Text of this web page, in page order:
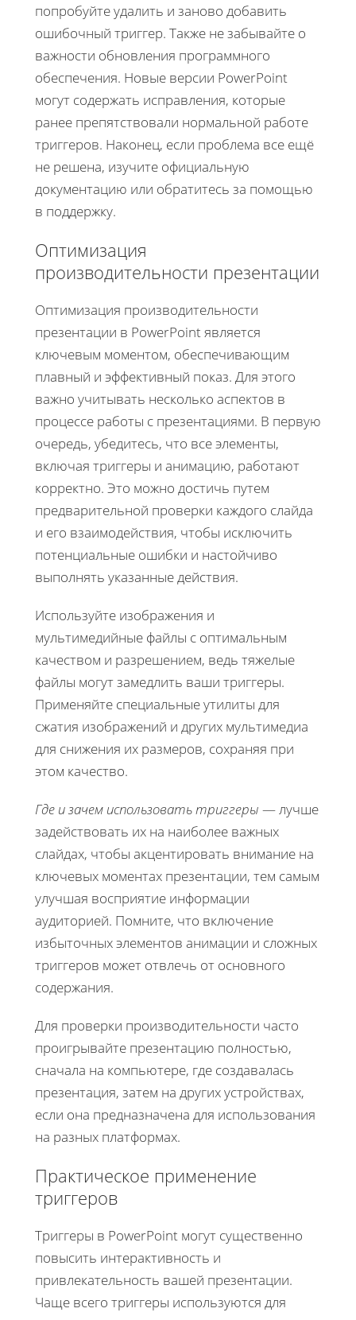
попробуйте удалить и заново добавить
ошибочный триггер. Также не забывайте о
важности обновления программного
обеспечения. Новые версии PowerPoint
могут содержать исправления, которые
ранее препятствовали нормальной работе
триггеров. Наконец, если проблема все ещё
не решена, изучите официальную
документацию или обратитесь за помощью
в поддержку.
Оптимизация
производительности презентации
Оптимизация производительности
презентации в PowerPoint является
ключевым моментом, обеспечивающим
плавный и эффективный показ. Для этого
важно учитывать несколько аспектов в
процессе работы с презентациями. В первую
очередь, убедитесь, что все элементы,
включая триггеры и анимацию, работают
корректно. Это можно достичь путем
предварительной проверки каждого слайда
и его взаимодействия, чтобы исключить
потенциальные ошибки и настойчиво
выполнять указанные действия.
Используйте изображения и
мультимедийные файлы с оптимальным
качеством и разрешением, ведь тяжелые
файлы могут замедлить ваши триггеры.
Применяйте специальные утилиты для
сжатия изображений и других мультимедиа
для снижения их размеров, сохраняя при
этом качество.
Где и зачем использовать триггеры — лучше
задействовать их на наиболее важных
слайдах, чтобы акцентировать внимание на
ключевых моментах презентации, тем самым
улучшая восприятие информации
аудиторией. Помните, что включение
избыточных элементов анимации и сложных
триггеров может отвлечь от основного
содержания.
Для проверки производительности часто
проигрывайте презентацию полностью,
сначала на компьютере, где создавалась
презентация, затем на других устройствах,
если она предназначена для использования
на разных платформах.
Практическое применение
триггеров
Триггеры в PowerPoint могут существенно
повысить интерактивность и
привлекательность вашей презентации.
Чаще всего триггеры используются для